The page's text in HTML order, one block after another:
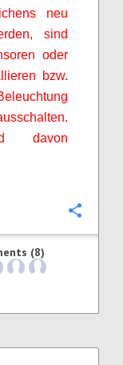
neu
sind
oder
bzw.
davon
(8)